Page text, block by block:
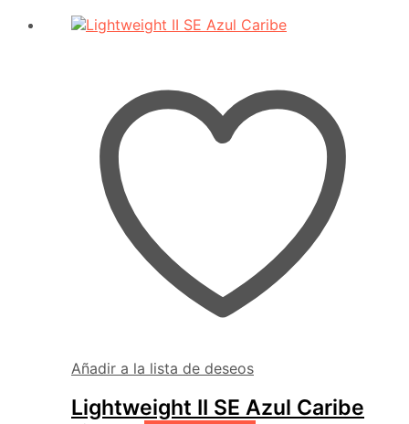
Añadir a la lista de deseos
Lightweight II SE Azul Caribe